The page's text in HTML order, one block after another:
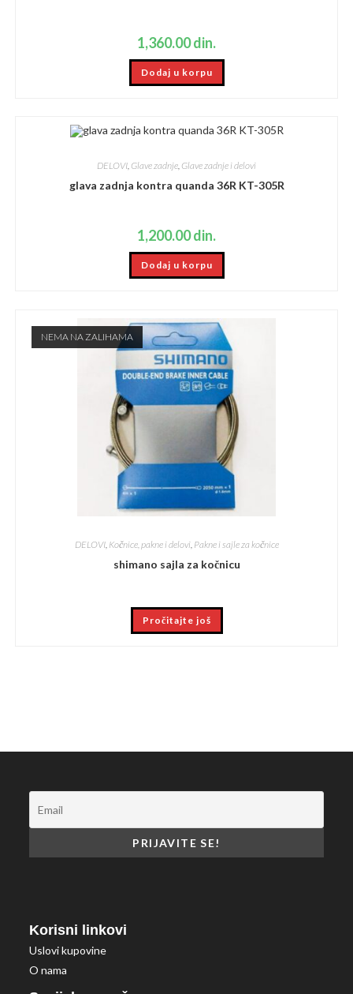
1,360.00din.
Dodaj u korpu
DELOVI, Glave zadnje, Glave zadnje i delovi
glava zadnja kontra quanda 36R KT-305R
1,200.00din.
Dodaj u korpu
NEMA NA ZALIHAMA
DELOVI, Kočnice, pakne i delovi, Pakne i sajle za kočnice
shimano sajla za kočnicu
Pročitajte još
Korisni linkovi
Uslovi kupovine
O nama